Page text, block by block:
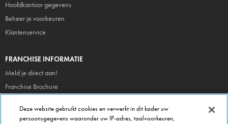
Hoofdkantoor gegevens
Beheer je voorkeuren
Klantenservice
FRANCHISE INFORMATIE
Meld je direct aan!
Franchise Brochure
Deze website gebruikt cookies en verwerkt in dit kader uw
persoonsgegevens waaronder uw IP-adres, taalvoorkeuren,